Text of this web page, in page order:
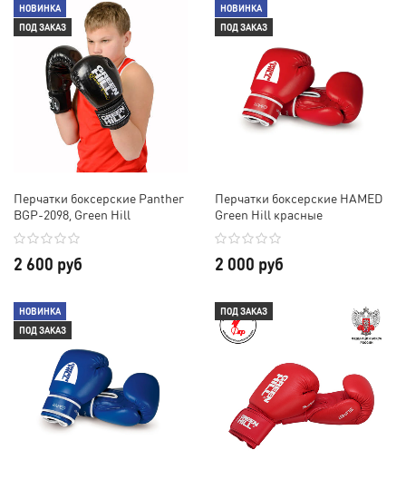
НОВИНКА
ПОД ЗАКАЗ
Перчатки боксерские Panther
BGP-2098, Green Hill
2 600 руб
НОВИНКА
ПОД ЗАКАЗ
Перчатки боксерские HAMED
Green Hill красные
2 000 руб
НОВИНКА
ПОД ЗАКАЗ
ПОД ЗАКАЗ